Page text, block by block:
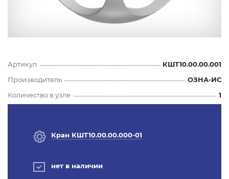
Артикул
КШТ10.00.00.001
Производитель
ОЗНА-ИС
Количество в узле
1
Кран КШТ10.00.00.000-01
нет в наличии